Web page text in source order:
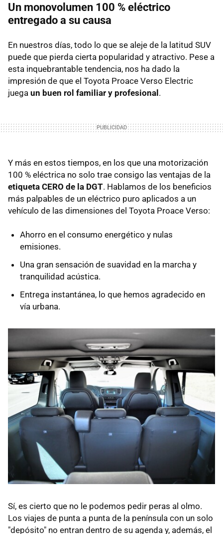
Un monovolumen 100 % eléctrico
entregado a su causa
En nuestros días, todo lo que se aleje de la latitud SUV
puede que pierda cierta popularidad y atractivo. Pese a
esta inquebrantable tendencia, nos ha dado la
impresión de que el Toyota Proace Verso Electric
juega un buen rol familiar y profesional.
Y más en estos tiempos, en los que una motorización
100 % eléctrica no solo trae consigo las ventajas de la
etiqueta CERO de la DGT. Hablamos de los beneficios
más palpables de un eléctrico puro aplicados a un
vehículo de las dimensiones del Toyota Proace Verso:
Ahorro en el consumo energético y nulas
emisiones.
Una gran sensación de suavidad en la marcha y
tranquilidad acústica.
Entrega instantánea, lo que hemos agradecido en
vía urbana.
Sí, es cierto que no le podemos pedir peras al olmo.
Los viajes de punta a punta de la península con un solo
"depósito" no entran dentro de su agenda y, además, el